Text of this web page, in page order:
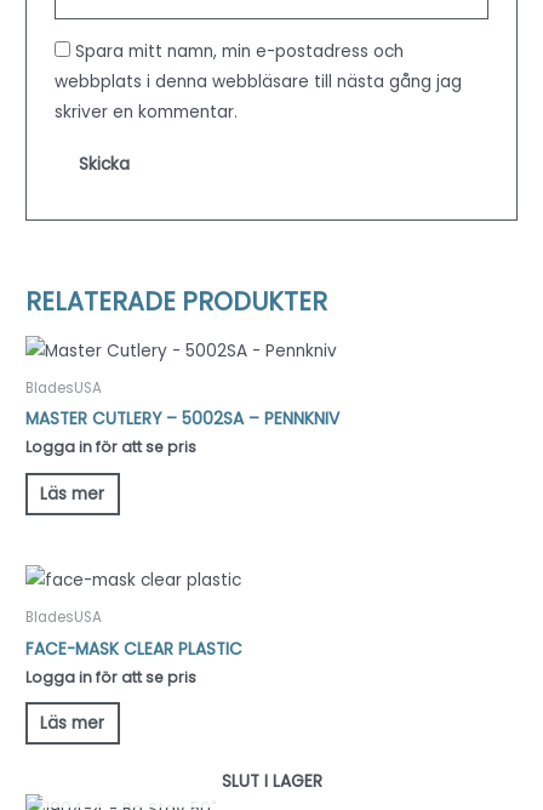
Spara mitt namn, min e-postadress och
webbplats i denna webbläsare till nästa gång jag
skriver en kommentar.
RELATERADE PRODUKTER
BladesUSA
MASTER CUTLERY – 5002SA – PENNKNIV
Logga in för att se pris
Läs mer
BladesUSA
FACE-MASK CLEAR PLASTIC
Logga in för att se pris
Läs mer
SLUT I LAGER